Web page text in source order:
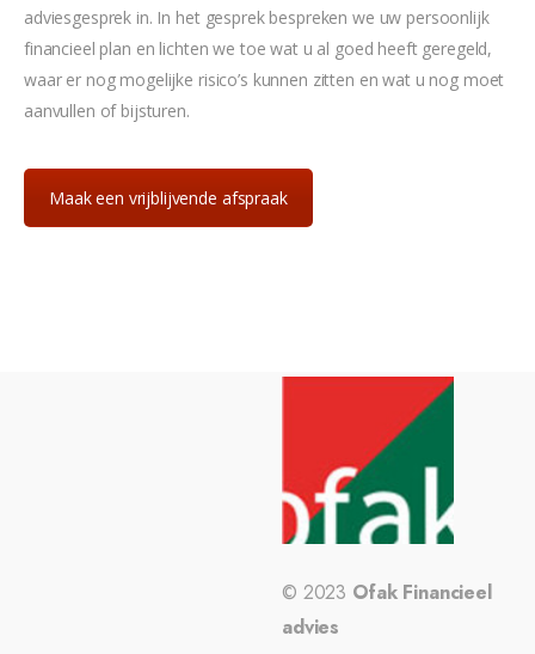
adviesgesprek in. In het gesprek bespreken we uw persoonlijk
financieel plan en lichten we toe wat u al goed heeft geregeld,
waar er nog mogelijke risico’s kunnen zitten en wat u nog moet
aanvullen of bijsturen.
Maak een vrijblijvende afspraak
© 2023 Ofak Financieel
advies